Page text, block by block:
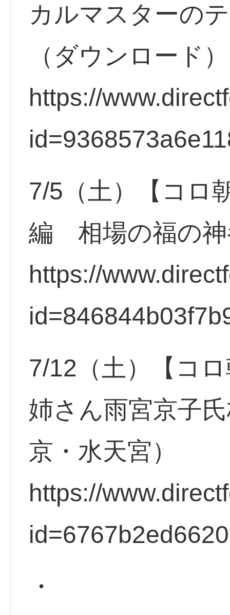
カルマスターの
（ダウンロード）
https://
7/5（土）【コロ
編 相場の福の神
https://
7/12（土）【コ
姉さん雨宮京子
京・水天宮）
https://
・